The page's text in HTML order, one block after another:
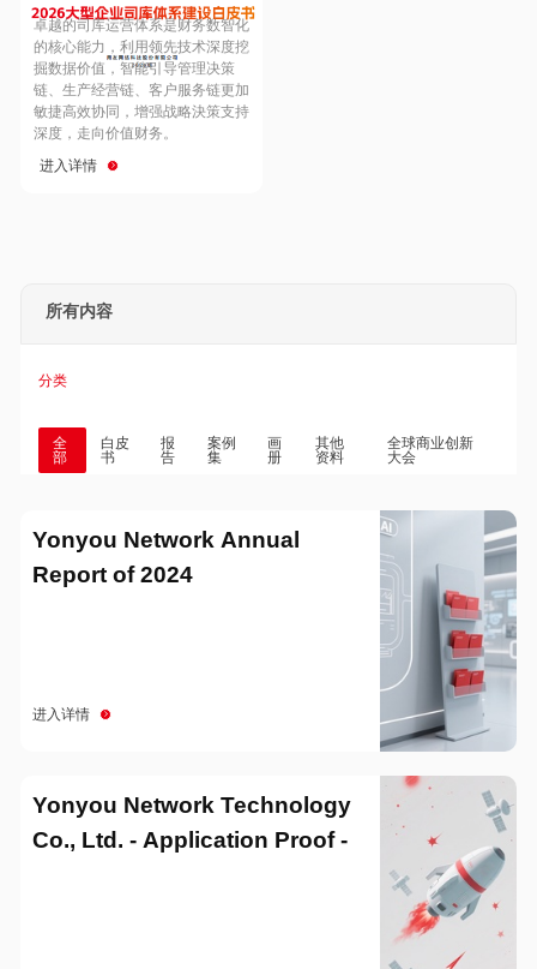
Hungary
Hong Kong
卓越的司库运营体系是财务数智化
的核心能力，利用领先技术深度挖
掘数据价值，智能引导管理决策
链、生产经营链、客户服务链更加
敏捷高效协同，增强战略決策支持
深度，走向价值财务。
进入详情
所有内容
分类
全
部
白皮
书
报
告
案例
集
画
册
其他
资料
全球商业创新
大会
Yonyou Network Annual
Report of 2024
进入详情
Yonyou Network Technology
Co., Ltd. - Application Proof -